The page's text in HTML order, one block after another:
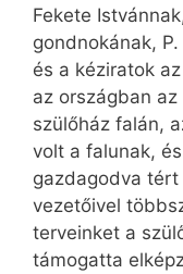
Fekete
gondnokának,
és a kéziratok
az országban
szülőház falán,
volt a falunak,
gazdagodva tért
vezetőivel
terveinket a
támogatta